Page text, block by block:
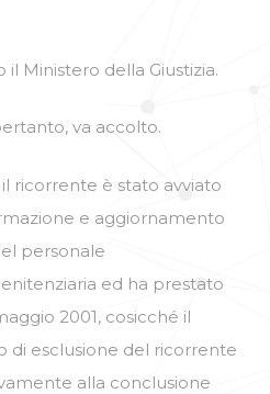
il Ministero della Giustizia.
va accolto.
ricorrente è stato avviato
e aggiornamento
personale
ed ha prestato
2001, cosicché il
di esclusione del ricorrente
alla conclusione